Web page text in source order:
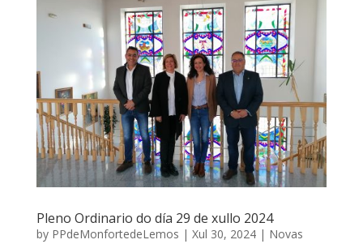
Pleno Ordinario do día 29 de xullo 2024
by PPdeMonfortedeLemos | Xul 30, 2024| Novas